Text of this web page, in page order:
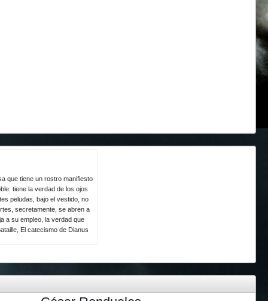
que tiene un rostro manifiesto
tiene la verdad de los ojos
peludas, bajo el vestido, no
secretamente, se abren a
a su empleo, la verdad que
El catecismo de Dianus